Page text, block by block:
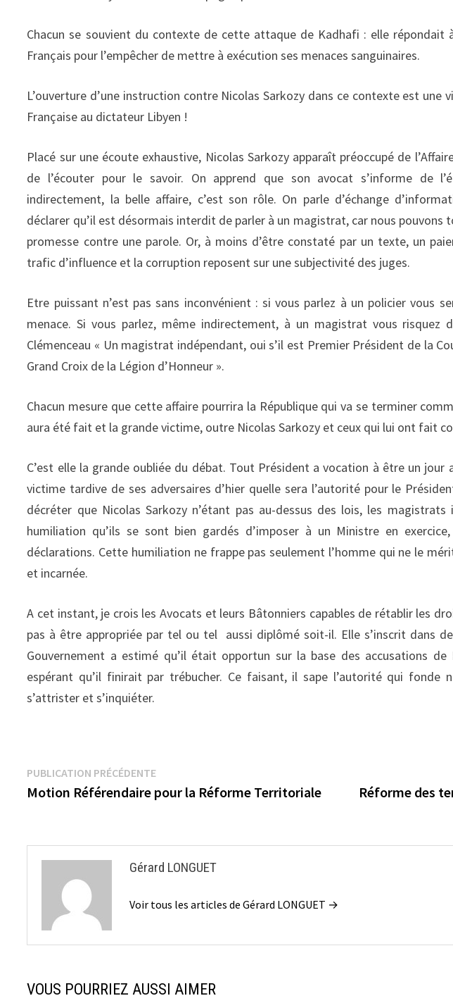
Chacun se souvient du contexte de cette attaque de Kadhafi : elle
Français pour l’empêcher de mettre à exécution ses menaces sanguinaires.
L’ouverture d’une instruction contre Nicolas Sarkozy dans ce contexte est
Française au dictateur Libyen !
Placé sur une écoute exhaustive, Nicolas Sarkozy apparaît préoccupé de
de l’écouter pour le savoir. On apprend que son avocat s’informe de
indirectement, la belle affaire, c’est son rôle. On parle d’échange
déclarer qu’il est désormais interdit de parler à un magistrat, car nous pouvons
promesse contre une parole. Or, à moins d’être constaté par un texte, un
trafic d’influence et la corruption reposent sur une subjectivité des juges.
Etre puissant n’est pas sans inconvénient : si vous parlez à un policier vous
menace. Si vous parlez, même indirectement, à un magistrat vous risquez
Clémenceau « Un magistrat indépendant, oui s’il est Premier Président de la
Grand Croix de la Légion d’Honneur ».
Chacun mesure que cette affaire pourrira la République qui va se terminer
aura été fait et la grande victime, outre Nicolas Sarkozy et ceux qui lui ont fait
C’est elle la grande oubliée du débat. Tout Président a vocation à être un jour
victime tardive de ses adversaires d’hier quelle sera l’autorité pour le
décréter que Nicolas Sarkozy n’étant pas au-dessus des lois, les
humiliation qu’ils se sont bien gardés d’imposer à un Ministre en
déclarations. Cette humiliation ne frappe pas seulement l’homme qui ne le
et incarnée.
A cet instant, je crois les Avocats et leurs Bâtonniers capables de rétablir les
pas à être appropriée par tel ou tel aussi diplômé soit-il. Elle s’inscrit dans
Gouvernement a estimé qu’il était opportun sur la base des accusations
espérant qu’il finirait par trébucher. Ce faisant, il sape l’autorité qui fonde
s’attrister et s’inquiéter.
Navigation
de
PUBLICATION PRÉCÉDENTEPublication
précédente :
Motion Référendaire pour la Réforme Territoriale Réforme des
Gérard LONGUET
Voir tous les articles de Gérard LONGUET →
VOUS POURRIEZ AUSSI AIMER